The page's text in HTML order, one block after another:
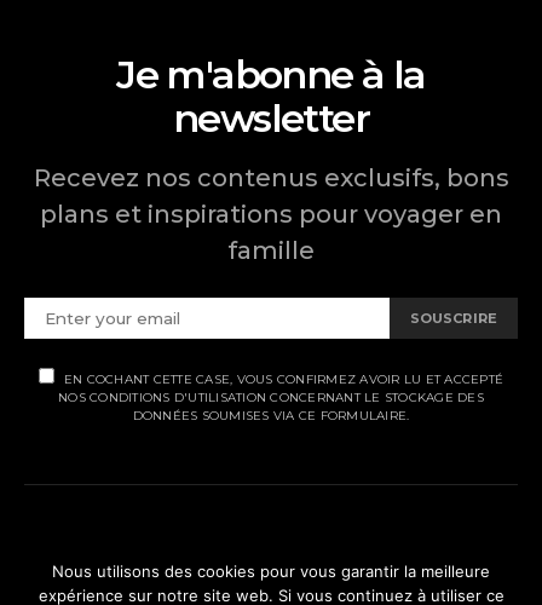
Je m'abonne à la
newsletter
Recevez nos contenus exclusifs, bons
plans et inspirations pour voyager en
famille
SOUSCRIRE
EN COCHANT CETTE CASE, VOUS CONFIRMEZ AVOIR LU ET ACCEPTÉ
NOS CONDITIONS D'UTILISATION CONCERNANT LE STOCKAGE DES
DONNÉES SOUMISES VIA CE FORMULAIRE.
MENTIONS LÉGALES
POLITIQUE DE CONFIDENTIALITÉ
Nous utilisons des cookies pour vous garantir la meilleure
expérience sur notre site web. Si vous continuez à utiliser ce